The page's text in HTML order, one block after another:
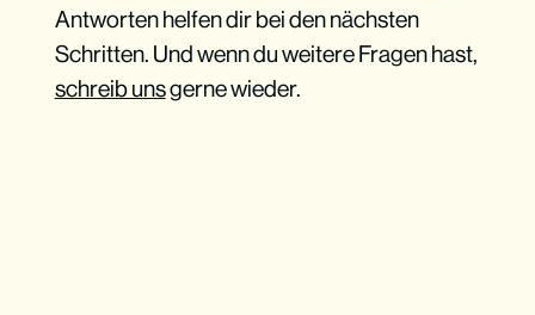
Antworten helfen dir bei den nächsten
Schritten. Und wenn du weitere Fragen hast,
schreib unsgerne wieder.